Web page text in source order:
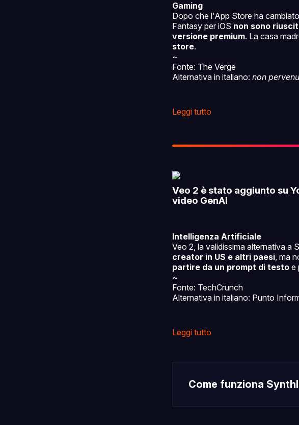
Gaming
Dopo che l'App Store ha
Fantasy per iOS non sono
versione premium. La casa
store.
~
Fonte: The Verge
Alternativa in italiano: non
Leggi tutto
Veo 2 è stato aggiunto su
video GenAI
Intelligenza Artificiale
Veo 2, la validissima alternativa a
creator in US e altri paesi, ma
partire da un prompt di testo e
~
Fonte: TechCrunch
Alternativa in italiano: Punto
Leggi tutto
Come funziona